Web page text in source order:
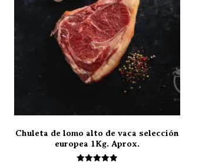
Chuleta de lomo alto de vaca selección
europea 1Kg. Aprox.